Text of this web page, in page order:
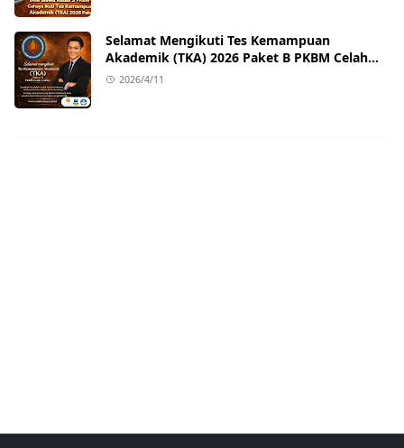
Selamat Mengikuti Tes Kemampuan
Akademik (TKA) 2026 Paket B PKBM Celah
Cahaya
2026/4/11